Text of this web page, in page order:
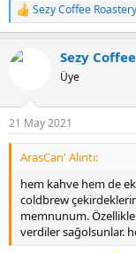
T
e
k
Sezy Coffee Roastery
Sezy
Üye
21 May 2021
ArasCan' Alıntı:
hem kahve hem de
coldbrew
memnunum.
verdiler sağolsunlar.